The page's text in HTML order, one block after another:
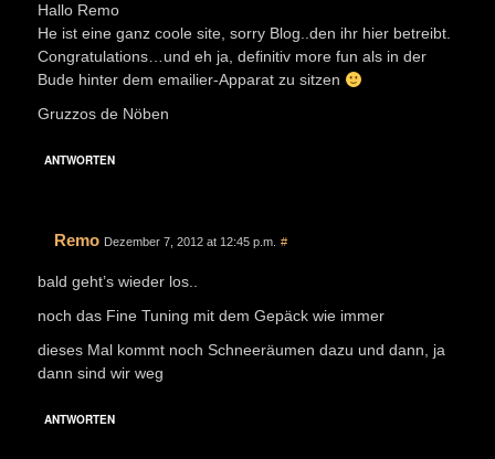
Hallo Remo
He ist eine ganz coole site, sorry Blog..den ihr hier betreibt.
Congratulations…und eh ja, definitiv more fun als in der
Bude hinter dem emailier-Apparat zu sitzen
Gruzzos de Nöben
ANTWORTEN
Remo Dezember 7, 2012 at 12:45 p.m. #
bald geht’s wieder los..
noch das Fine Tuning mit dem Gepäck wie immer
dieses Mal kommt noch Schneeräumen dazu und dann, ja
dann sind wir weg
ANTWORTEN